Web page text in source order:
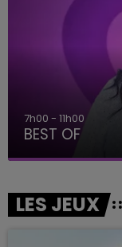
7h00 - 11h00
BEST OF
LES JEUX